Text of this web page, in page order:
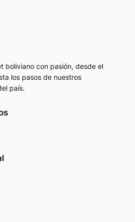
boliviano con pasión, desde el
los pasos de nuestros
país.